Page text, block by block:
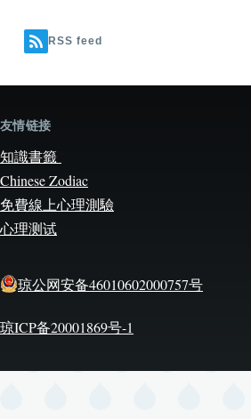
RSS feed
友情链接
知識書籤
Chinese Zodiac
免費線上心理測驗
心理测试
琼公网安备46010602000757号
琼ICP备20001869号-1